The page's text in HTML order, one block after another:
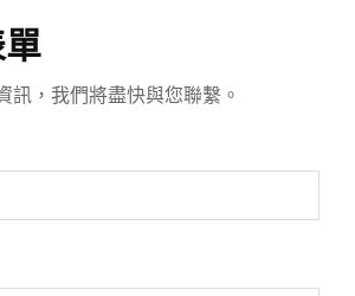
訊，我們將盡快與您聯繫。